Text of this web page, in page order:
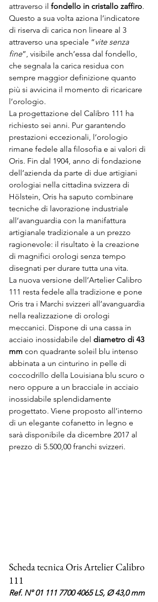
attraverso il fondello in cristallo zaffiro.
Questo a sua volta aziona l’indicatore
di riserva di carica non lineare al 3
attraverso una speciale “vite senza
fine”, visibile anch’essa dal fondello,
che segnala la carica residua con
sempre maggior definizione quanto
più si avvicina il momento di ricaricare
l’orologio.
La progettazione del Calibro 111 ha
richiesto sei anni. Pur garantendo
prestazioni eccezionali, l’orologio
rimane fedele alla filosofia e ai valori di
Oris. Fin dal 1904, anno di fondazione
dell’azienda da parte di due artigiani
orologiai nella cittadina svizzera di
Hölstein, Oris ha saputo combinare
tecniche di lavorazione industriale
all’avanguardia con la manifattura
artigianale tradizionale a un prezzo
ragionevole: il risultato è la creazione
di magnifici orologi senza tempo
disegnati per durare tutta una vita.
La nuova versione dell’Artelier Calibro
111 resta fedele alla tradizione e pone
Oris tra i Marchi svizzeri all’avanguardia
nella realizzazione di orologi
meccanici. Dispone di una cassa in
acciaio inossidabile del diametro di 43
mm con quadrante soleil blu intenso
abbinata a un cinturino in pelle di
coccodrillo della Louisiana blu scuro o
nero oppure a un bracciale in acciaio
inossidabile splendidamente
progettato. Viene proposto all’interno
di un elegante cofanetto in legno e
sarà disponibile da dicembre 2017 al
prezzo di 5.500,00 franchi svizzeri.
Scheda tecnica Oris Artelier Calibro
111
Ref. N° 01 111 7700 4065 LS, Ø 43,0 mm